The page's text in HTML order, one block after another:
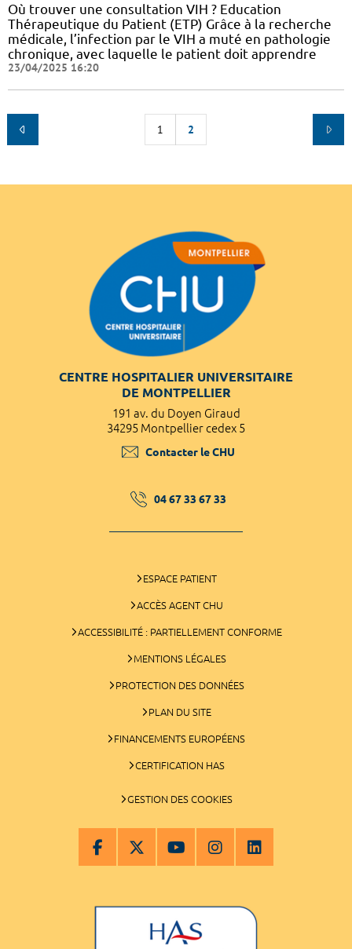
Où trouver une consultation VIH ? Education
Thérapeutique du Patient (ETP) Grâce à la recherche
médicale, l’infection par le VIH a muté en pathologie
chronique, avec laquelle le patient doit apprendre
23/04/2025 16:20
1 2
CENTRE HOSPITALIER UNIVERSITAIRE
DE MONTPELLIER
191 av. du Doyen Giraud
34295 Montpellier cedex 5
Contacter le CHU
04 67 33 67 33
ESPACE PATIENT
ACCÈS AGENT CHU
ACCESSIBILITÉ : PARTIELLEMENT CONFORME
MENTIONS LÉGALES
PROTECTION DES DONNÉES
PLAN DU SITE
FINANCEMENTS EUROPÉENS
CERTIFICATION HAS
GESTION DES COOKIES